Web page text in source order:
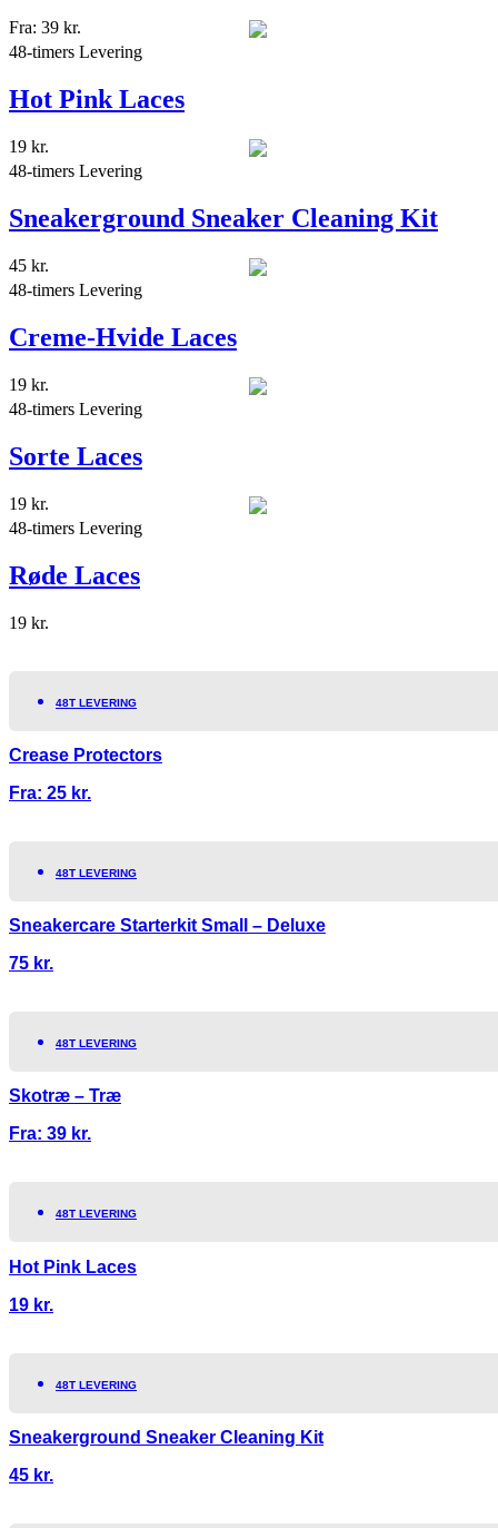
Fra: 39 kr.
48-timers Levering
Hot Pink Laces
19 kr.
48-timers Levering
Sneakerground Sneaker Cleaning Kit
45 kr.
48-timers Levering
Creme-Hvide Laces
19 kr.
48-timers Levering
Sorte Laces
19 kr.
48-timers Levering
Røde Laces
19 kr.
48T LEVERING
Crease Protectors
Fra: 25 kr.
48T LEVERING
Sneakercare Starterkit Small – Deluxe
75 kr.
48T LEVERING
Skotræ – Træ
Fra: 39 kr.
48T LEVERING
Hot Pink Laces
19 kr.
48T LEVERING
Sneakerground Sneaker Cleaning Kit
45 kr.